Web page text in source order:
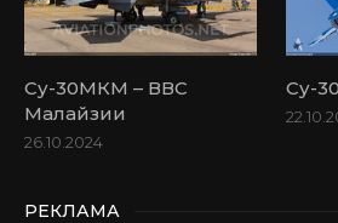
Су-30МКМ – ВВС
Малайзии
26.10.2024
Су-
РЕКЛАМА